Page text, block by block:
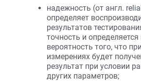
надежность (от англ.
определяет
результатов
точность и определяется
вероятность того, что
измерениях будет
результат при условии
других параметров;